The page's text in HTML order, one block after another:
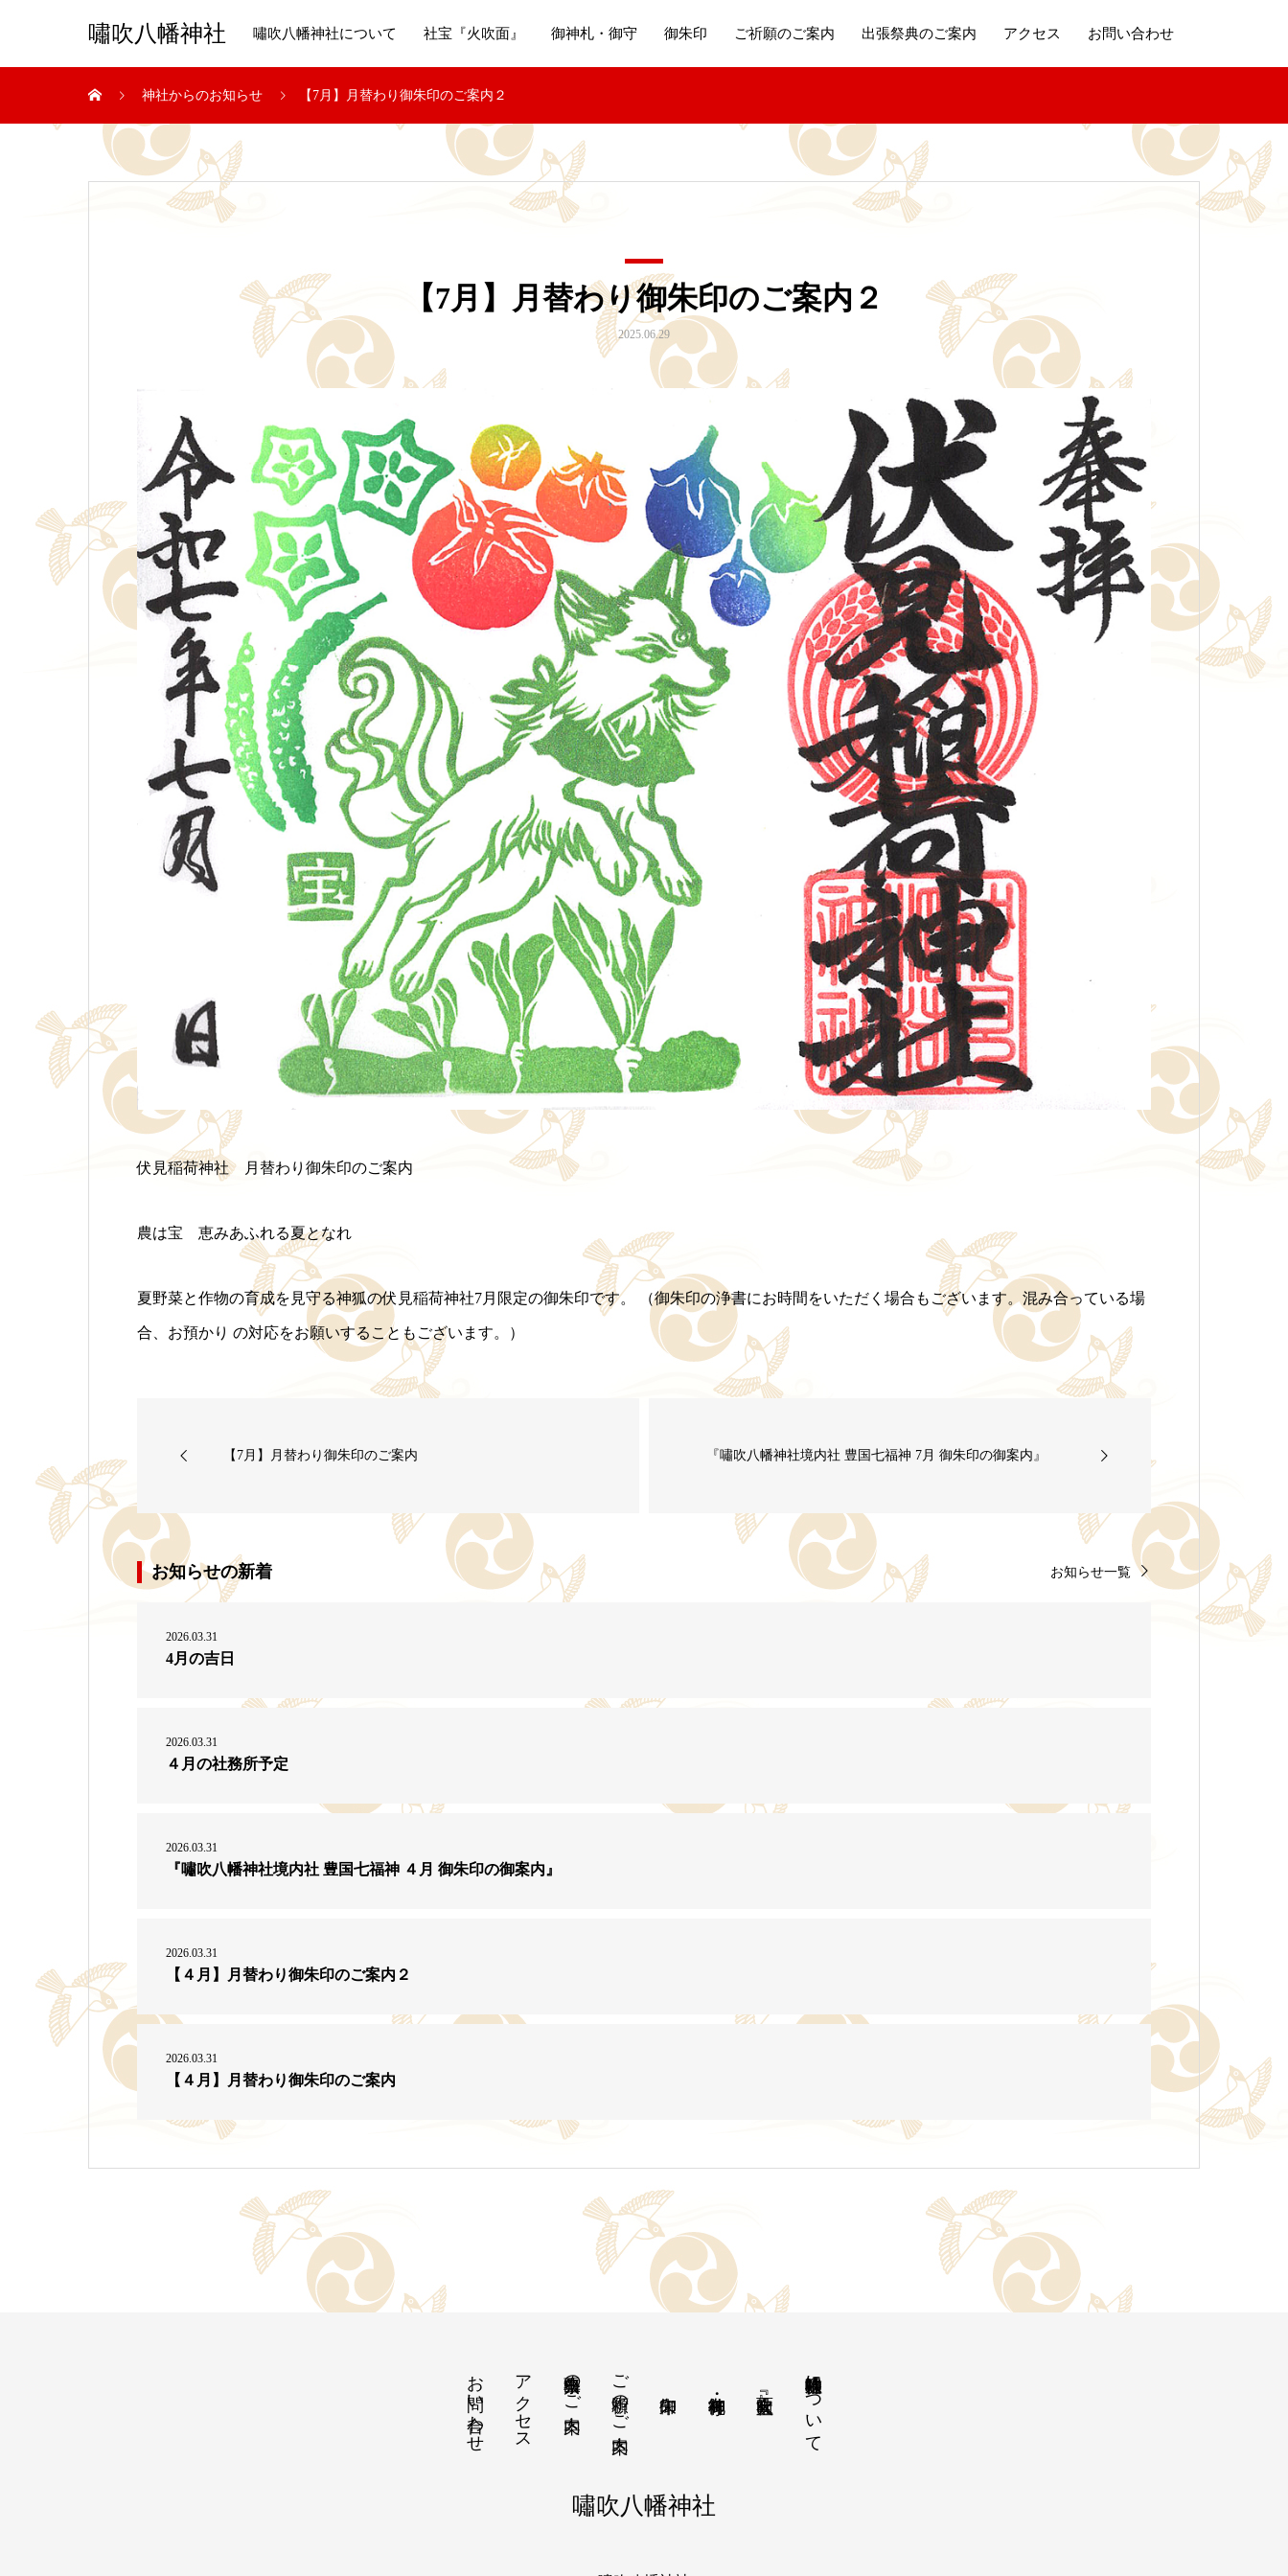
嘯吹八幡神社 嘯吹八幡神社について 社宝『火吹面』 御神札・御守 御朱印 ご祈願のご案内 出張祭典のご案内 アクセス お問い合わせ
神社からのお知らせ 【7月】月替わり御朱印のご案内２
【7月】月替わり御朱印のご案内２
2025.06.29
伏見稲荷神社 月替わり御朱印のご案内
農は宝 恵みあふれる夏となれ
夏野菜と作物の育成を見守る神狐の伏見稲荷神社7月限定の御朱印です。 （御朱印の浄書にお時間をいただく場合もございます。混み合っている場
合、お預かり の対応をお願いすることもございます。）
【7月】月替わり御朱印のご案内 『嘯吹八幡神社境内社 豊国七福神 7月 御朱印の御案内』
お知らせの新着 お知らせ一覧
2026.03.31
4月の吉日
2026.03.31
４月の社務所予定
2026.03.31
『嘯吹八幡神社境内社 豊国七福神 ４月 御朱印の御案内』
2026.03.31
【４月】月替わり御朱印のご案内２
2026.03.31
【４月】月替わり御朱印のご案内
嘯吹八幡神社について
ご祈願のご案内
出張祭典のご案内
アクセス
お問い合わせ
嘯吹八幡神社